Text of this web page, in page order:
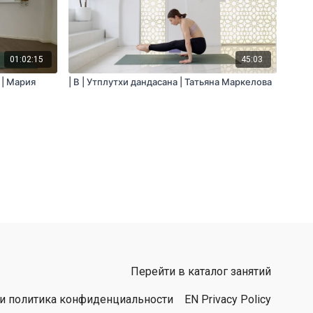
01:02:15
| Мария
45:03
| B | Утплутхи дандасана | Татьяна Маркелова
Перейти в каталог занятий
политика конфиденциальности EN Privacy Policy